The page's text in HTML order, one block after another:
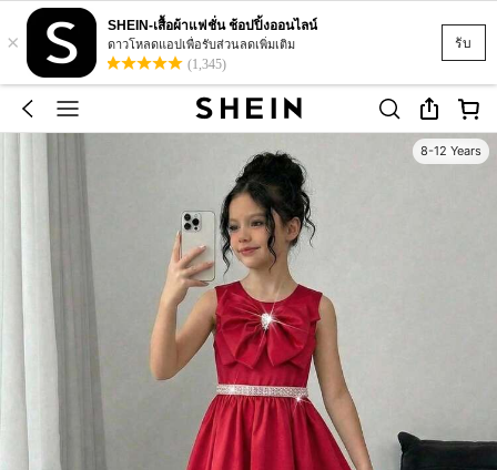
รับ
×
SHEIN-เสื้อผ้าแฟชั่น ช้อปปิ้งออนไลน์
ดาวโหลดแอปเพื่อรับส่วนลดเพิ่มเติม
(1,345)
8-12 Years